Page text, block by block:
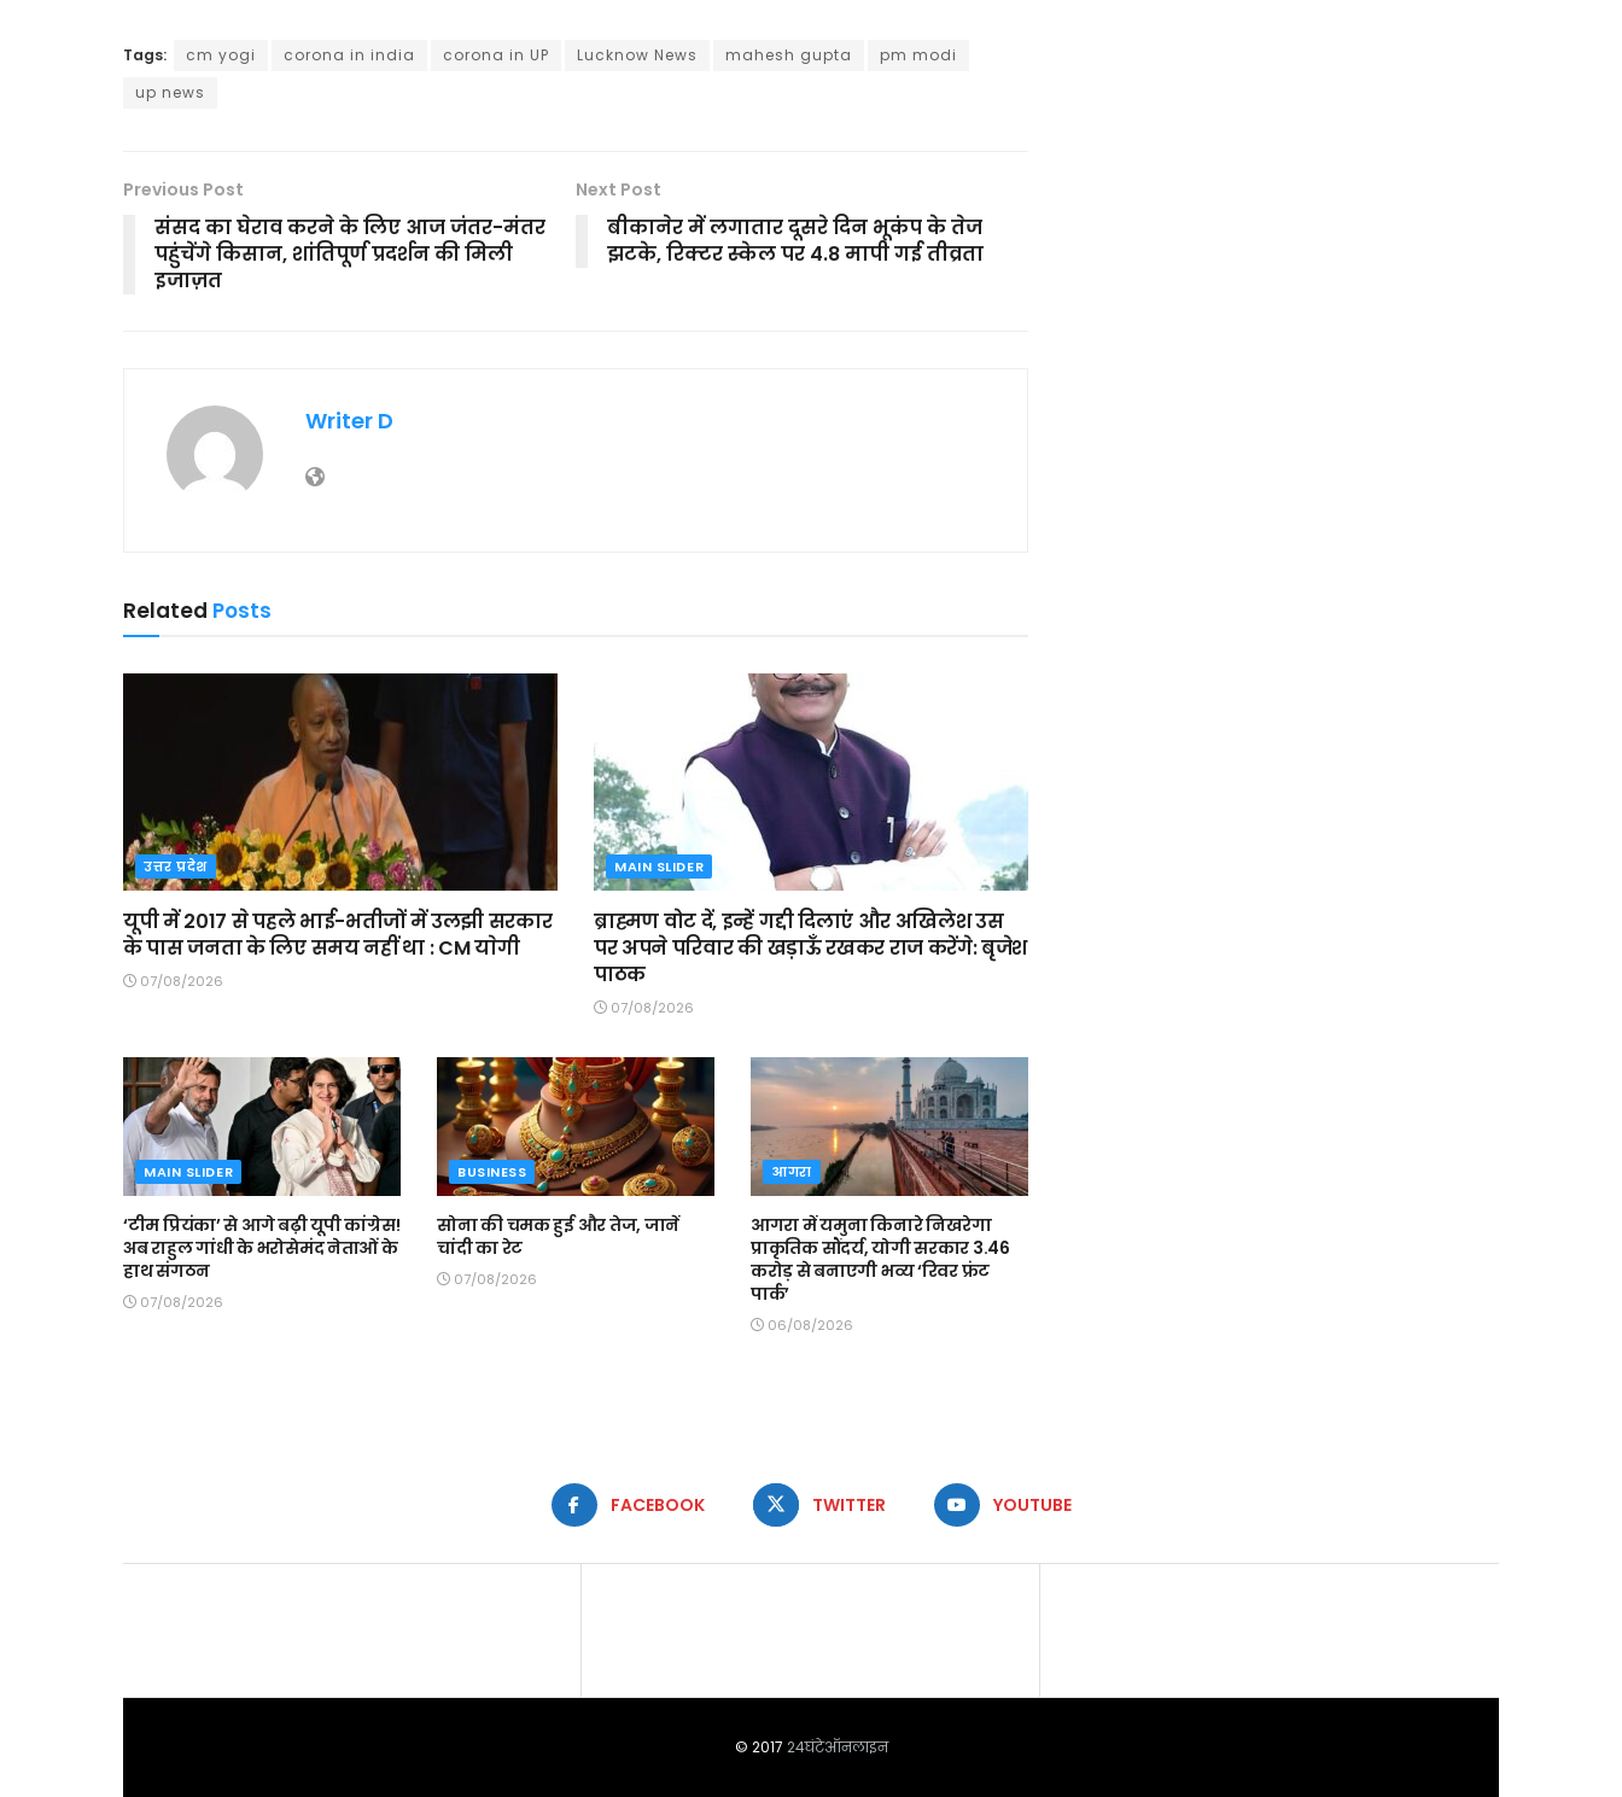
Tags: cm yogi corona in india corona in UP Lucknow News mahesh gupta
pm modi
up news
Previous Post
संसद का घेराव करने के लिए आज जंतर-मंतर
पहुंचेंगे किसान, शांतिपूर्ण प्रदर्शन की मिली
इजाज़त
Next Post
बीकानेर में लगातार दूसरे दिन भूकंप के तेज
झटके, रिक्टर स्केल पर 4.8 मापी गई तीव्रता
Writer D
Related Posts
उत्तर प्रदेश
यूपी में 2017 से पहले भाई-भतीजों में उलझी सरकार
के पास जनता के लिए समय नहीं था : CM याेगी
07/08/2026
MAIN SLIDER
ब्राह्मण वोट दें, इन्हें गद्दी दिलाएं और अखिलेश उस
पर अपने परिवार की खड़ाऊँ रखकर राज करेंगे: बृजेश
पाठक
07/08/2026
MAIN SLIDER
‘टीम प्रियंका’ से आगे बढ़ी यूपी कांग्रेस!
अब राहुल गांधी के भरोसेमंद नेताओं के
हाथ संगठन
07/08/2026
BUSINESS
सोना की चमक हुई और तेज, जानें
चांदी का रेट
07/08/2026
आगरा
आगरा में यमुना किनारे निखरेगा
प्राकृतिक सौंदर्य, योगी सरकार 3.46
करोड़ से बनाएगी भव्य ‘रिवर फ्रंट
पार्क’
06/08/2026
FACEBOOK TWITTER YOUTUBE
© 2017 24घंटेऑनलाइन